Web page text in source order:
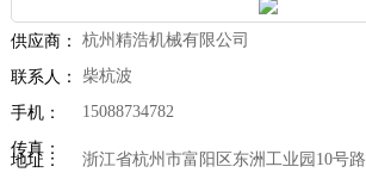
供应商： 杭州精浩机械有限公司
联系人： 柴杭波
手机： 15088734782
传真：
地址： 浙江省杭州市富阳区东洲工业园10号